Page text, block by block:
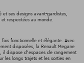
et ses designs avant-gardistes,
respectées au monde.
fonctionnelle et élégante. Avec
disposées, la Renault Megane
il dispose d'espaces de rangement
les longs trajets et les sorties en